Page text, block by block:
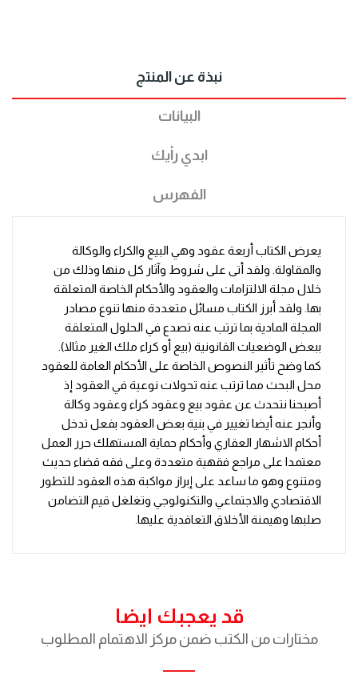
نبذة عن المنتج
البيانات
ابدي رأيك
الفهرس
يعرض الكتاب أربعة عقود وهي البيع والكراء والوكالة
والمقاولة. ولقد أتى على شروط وآثار كل منها وذلك من
خلال مجلة الالتزامات والعقود والأحكام الخاصة المتعلقة
بها. ولقد أبرز الكتاب مسائل متعددة منها تنوع مصادر
المجلة المادية بما ترتب عنه تصدع في الحلول المتعلقة
ببعض الوضعيات القانونية (بيع أو كراء ملك الغير مثالا).
كما وضح تأثير النصوص الخاصة على الأحكام العامة للعقود
محل البحث مما ترتب عنه تحولات نوعية في العقود إذ
أصبحنا نتحدث عن عقود بيع وعقود كراء وعقود وكالة
وأنجر عنه أيضا تغيير في بنية بعض العقود بفعل تدخل
أحكام الاشهار العقاري وأحكام حماية المستهلك حرر العمل
معتمدا على مراجع فقهية متعددة وعلى فقه قضاء حديث
ومتنوع وهو ما ساعد على إبراز مواكبة هذه العقود للتطور
الاقتصادي والاجتماعي والتكنولوجي وتغلغل قيم التضامن
صلبها وهيمنة الأخلاق التعاقدية عليها.
قد يعجبك ايضا
مختارات من الكتب ضمن مركز الاهتمام المطلوب